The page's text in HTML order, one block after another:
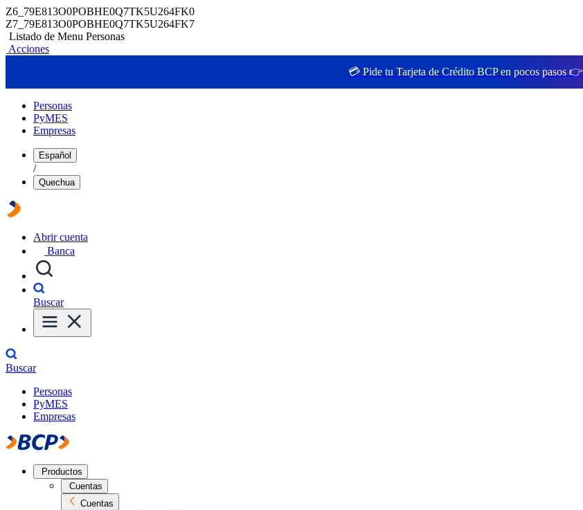
Z6_79E813O0POBHE0Q7TK5U264FK0
Z7_79E813O0POBHE0Q7TK5U264FK7
Listado de Menu Personas
Acciones
💳 Pide tu Tarjeta de Crédito BCP en pocos pasos 👉
Personas
PyMES
Empresas
Español
/
Quechua
Abrir cuenta
Banca
Buscar
Buscar
Personas
PyMES
Empresas
Productos
Cuentas
Cuentas